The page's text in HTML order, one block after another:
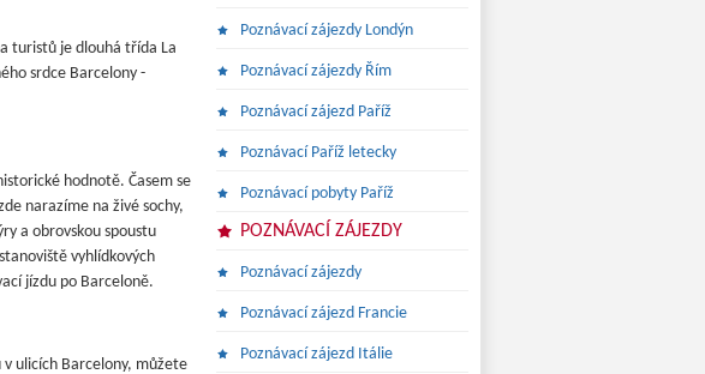
turistů je dlouhá třída La
srdce Barcelony -
hodnotě. Časem se
narazíme na živé sochy,
a obrovskou spoustu
vyhlídkových
jízdu po Barceloně.
ulicích Barcelony, můžete
Poznávací zájezdy Londýn
Poznávací zájezdy Řím
Poznávací zájezd Paříž
Poznávací Paříž letecky
Poznávací pobyty Paříž
POZNÁVACÍ ZÁJEZDY
Poznávací zájezdy
Poznávací zájezd Francie
Poznávací zájezd Itálie